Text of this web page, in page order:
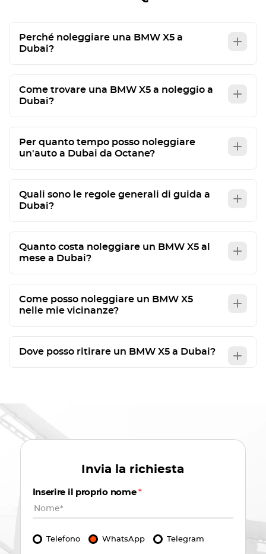
Perché noleggiare una BMW X5 a
Dubai?
Come trovare una BMW X5 a noleggio a
Dubai?
Per quanto tempo posso noleggiare
un'auto a Dubai da Octane?
Quali sono le regole generali di guida a
Dubai?
Quanto costa noleggiare un BMW X5 al
mese a Dubai?
Come posso noleggiare un BMW X5
nelle mie vicinanze?
Dove posso ritirare un BMW X5 a Dubai?
Invia la richiesta
Inserire il proprio nome*
Telefono WhatsApp Telegram